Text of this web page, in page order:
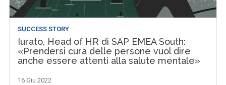
SUCCESS STORY
Iurato, Head of HR di SAP EMEA South:
«Prendersi cura delle persone vuol dire
anche essere attenti alla salute mentale»
16 Giu 2022